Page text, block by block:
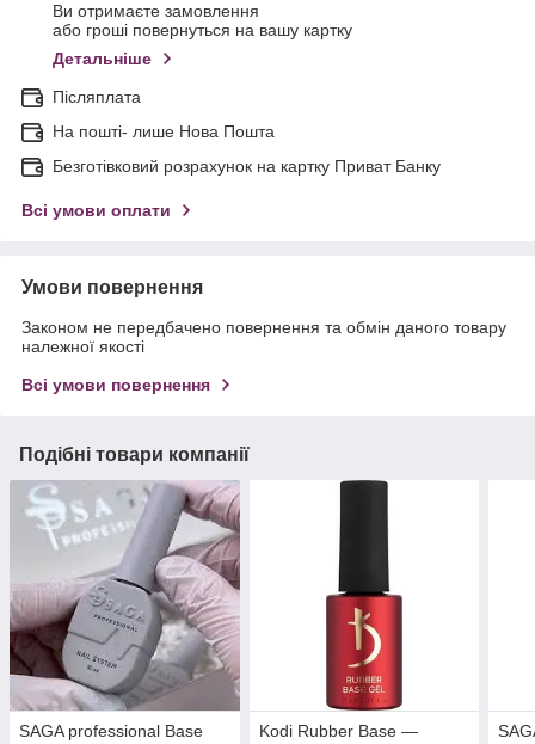
Ви отримаєте замовлення
або гроші повернуться на вашу картку
Детальніше
Післяплата
На пошті- лише Нова Пошта
Безготівковий розрахунок на картку Приват Банку
Всі умови оплати
Умови повернення
Законом не передбачено повернення та обмін даного товару
належної якості
Всі умови повернення
Подібні товари компанії
SAGA professional Base
Kodi Rubber Base —